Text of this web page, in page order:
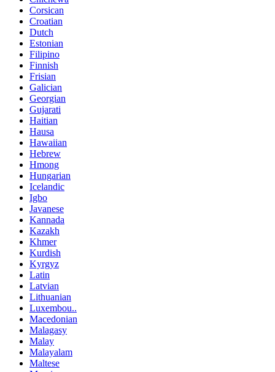
Corsican
Croatian
Dutch
Estonian
Filipino
Finnish
Frisian
Galician
Georgian
Gujarati
Haitian
Hausa
Hawaiian
Hebrew
Hmong
Hungarian
Icelandic
Igbo
Javanese
Kannada
Kazakh
Khmer
Kurdish
Kyrgyz
Latin
Latvian
Lithuanian
Luxembou..
Macedonian
Malagasy
Malay
Malayalam
Maltese